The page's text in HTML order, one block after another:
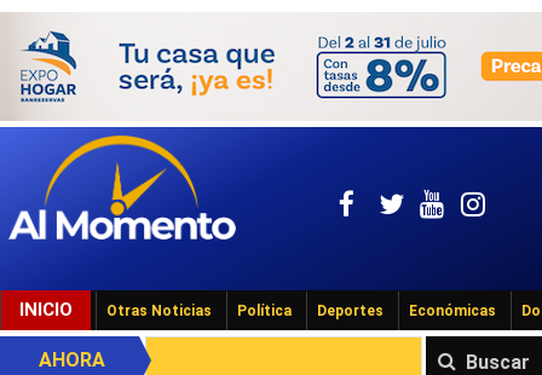
INICIO Otras Noticias Política Deportes Económicas
Buscar
AHORA